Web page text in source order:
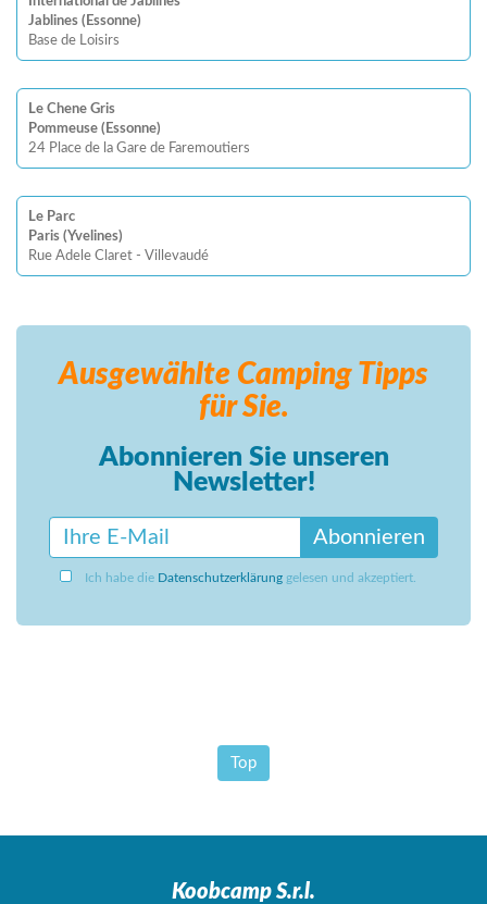
Jablines (Essonne)
Base de Loisirs
Le Chene Gris
Pommeuse (Essonne)
24 Place de la Gare de Faremoutiers
Le Parc
Paris (Yvelines)
Rue Adele Claret - Villevaudé
Ausgewählte Camping Tipps
für Sie.
Abonnieren Sie unseren
Newsletter!
Abonnieren
Ich habe die Datenschutzerklärung gelesen und akzeptiert.
Top
Koobcamp S.r.l.